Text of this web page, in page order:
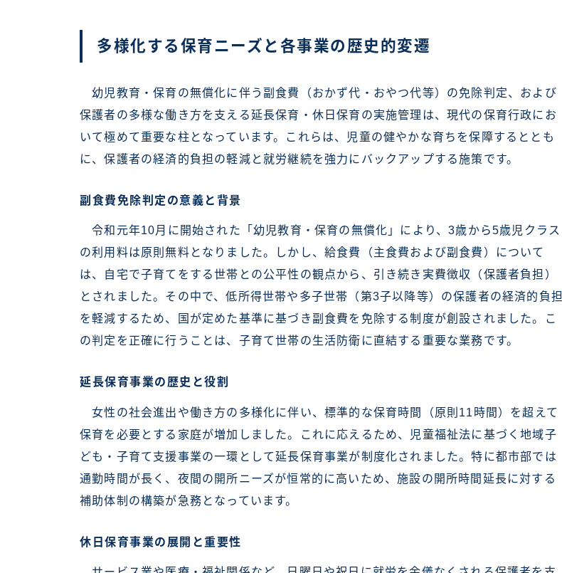
多様化する保育ニーズと各事業の歴史的変遷
幼児教育・保育の無償化に伴う副食費（おかず代・おやつ代等）の免除判定、および
保護者の多様な働き方を支える延長保育・休日保育の実施管理は、現代の保育行政にお
いて極めて重要な柱となっています。これらは、児童の健やかな育ちを保障するととも
に、保護者の経済的負担の軽減と就労継続を強力にバックアップする施策です。
副食費免除判定の意義と背景
令和元年10月に開始された「幼児教育・保育の無償化」により、3歳から5歳児クラス
の利用料は原則無料となりました。しかし、給食費（主食費および副食費）について
は、自宅で子育てをする世帯との公平性の観点から、引き続き実費徴収（保護者負担）
とされました。その中で、低所得世帯や多子世帯（第3子以降等）の保護者の経済的負担
を軽減するため、国が定めた基準に基づき副食費を免除する制度が創設されました。こ
の判定を正確に行うことは、子育て世帯の生活防衛に直結する重要な業務です。
延長保育事業の歴史と役割
女性の社会進出や働き方の多様化に伴い、標準的な保育時間（原則11時間）を超えて
保育を必要とする家庭が増加しました。これに応えるため、児童福祉法に基づく地域子
ども・子育て支援事業の一環として延長保育事業が制度化されました。特に都市部では
通勤時間が長く、夜間の開所ニーズが恒常的に高いため、施設の開所時間延長に対する
補助体制の構築が急務となっています。
休日保育事業の展開と重要性